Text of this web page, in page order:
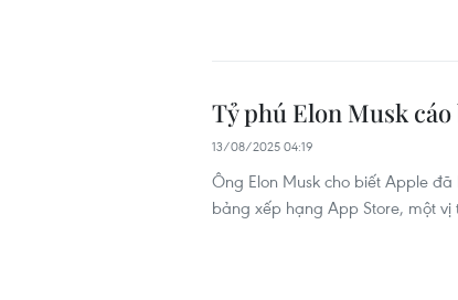
Tỷ phú Elon Musk
13/08/2025 04:19
Ông Elon Musk cho biết Apple
bảng xếp hạng App Store, một